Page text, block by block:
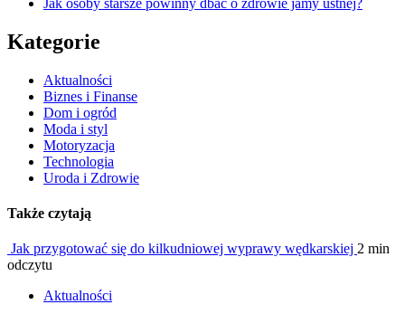
Kategorie
Aktualności
Biznes i Finanse
Dom i ogród
Moda i styl
Motoryzacja
Technologia
Uroda i Zdrowie
Także czytają
Jak przygotować się do kilkudniowej wyprawy wędkarskiej 2 min
odczytu
Aktualności